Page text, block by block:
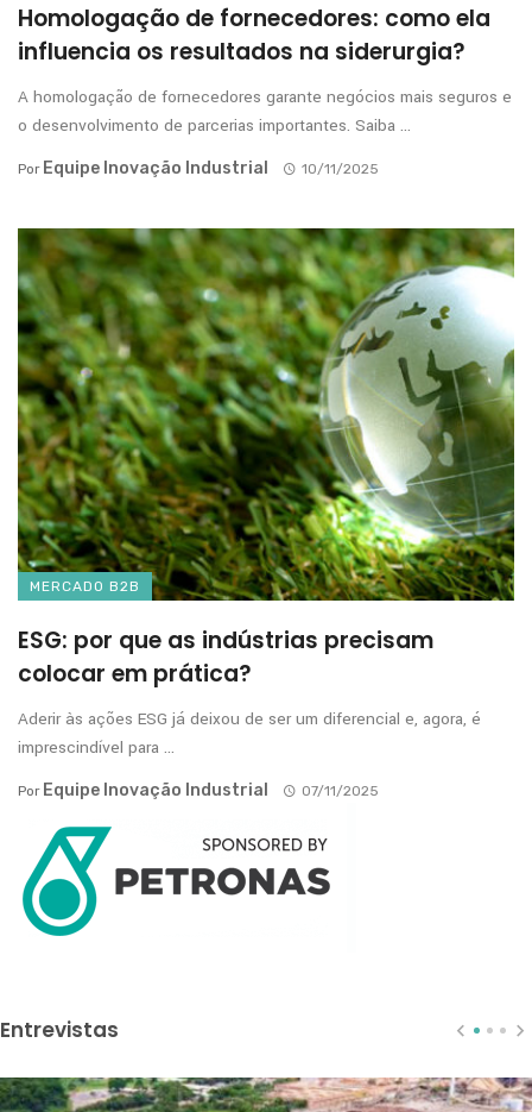
Homologação de fornecedores: como ela
influencia os resultados na siderurgia?
A homologação de fornecedores garante negócios mais seguros e
o desenvolvimento de parcerias importantes. Saiba ...
Por Equipe Inovação Industrial 10/11/2025
MERCADO B2B
ESG: por que as indústrias precisam
colocar em prática?
Aderir às ações ESG já deixou de ser um diferencial e, agora, é
imprescindível para ...
Por Equipe Inovação Industrial 07/11/2025
Entrevistas